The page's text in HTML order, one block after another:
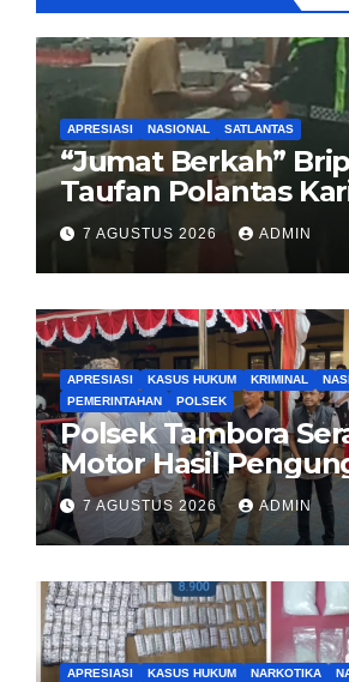
APRESIASI NASIONAL SATLANTAS
“Jumat Berkah”
Taufan Polantas
Bagikan Nasi Kotak
Sopir Truk yang
00 Pondok Aren
7 AGUSTUS 2026 ADMIN
APRESIASI KASUS HUKUM KRIMINAL
PEMERINTAHAN
POLSEK
Polsek Tambora
Motor Hasil
Kasus Curanmor
Pemilik Yang sah
7 AGUSTUS 2026 ADMIN
APRESIASI KASUS HUKUM NARKOTIKA